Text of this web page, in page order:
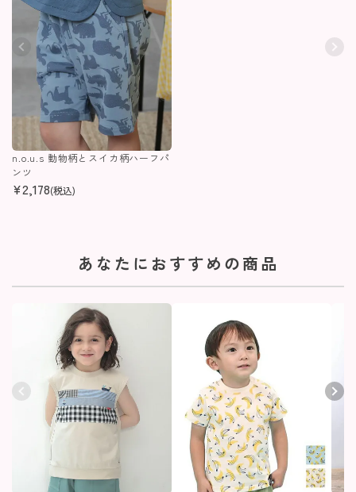
n.o.u.s 動物柄とスイカ柄ハーフパ
ンツ
¥2,178(税込)
あなたにおすすめの商品